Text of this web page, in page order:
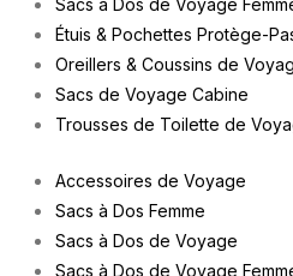
Étuis & Pochettes Protège-
Oreillers & Coussins de
Sacs de Voyage Cabine
Trousses de Toilette de
Accessoires de Voyage
Sacs à Dos Femme
Sacs à Dos de Voyage
Sacs à Dos de Voyage